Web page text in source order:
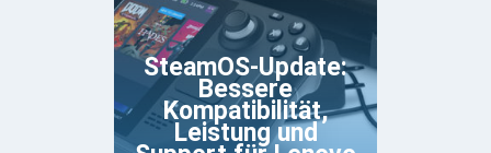
SteamOS-Update:
Bessere
Kompatibilität,
Leistung und